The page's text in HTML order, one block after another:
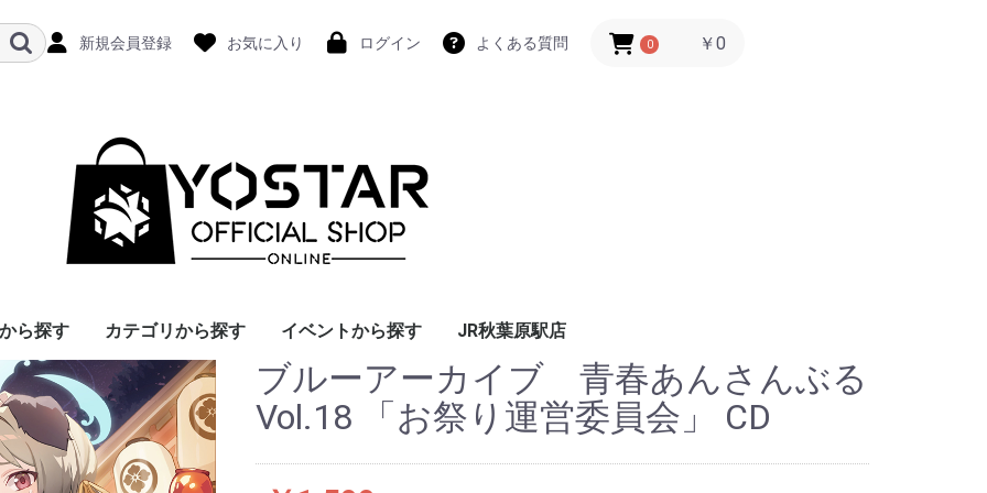
新規会員登録 お気に入り ログイン よくある質問 0 ￥0
ら探す カテゴリから探す イベントから探す JR秋葉原駅店
ブルーアーカイブ 青春あんさんぶる
Vol.18 「お祭り運営委員会」 CD